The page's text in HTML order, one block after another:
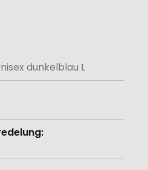
dunkelblau L